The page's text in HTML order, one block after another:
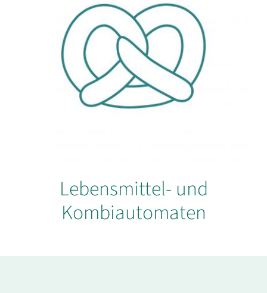
Lebensmittel- und
Kombiautomaten